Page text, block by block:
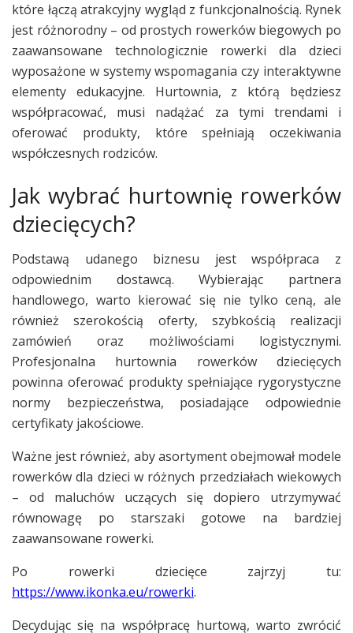
które łączą atrakcyjny wygląd z funkcjonalnością. Rynek
jest różnorodny – od prostych rowerków biegowych po
zaawansowane technologicznie rowerki dla dzieci
wyposażone w systemy wspomagania czy interaktywne
elementy edukacyjne. Hurtownia, z którą będziesz
współpracować, musi nadążać za tymi trendami i
oferować produkty, które spełniają oczekiwania
współczesnych rodziców.
Jak wybrać hurtownię rowerków
dziecięcych?
Podstawą udanego biznesu jest współpraca z
odpowiednim dostawcą. Wybierając partnera
handlowego, warto kierować się nie tylko ceną, ale
również szerokością oferty, szybkością realizacji
zamówień oraz możliwościami logistycznymi.
Profesjonalna hurtownia rowerków dziecięcych
powinna oferować produkty spełniające rygorystyczne
normy bezpieczeństwa, posiadające odpowiednie
certyfikaty jakościowe.
Ważne jest również, aby asortyment obejmował modele
rowerków dla dzieci w różnych przedziałach wiekowych
– od maluchów uczących się dopiero utrzymywać
równowagę po starszaki gotowe na bardziej
zaawansowane rowerki.
Po rowerki dziecięce zajrzyj tu:
https://www.ikonka.eu/rowerki.
Decydując się na współpracę hurtową, warto zwrócić